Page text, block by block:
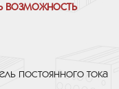
возможность
постоянного тока